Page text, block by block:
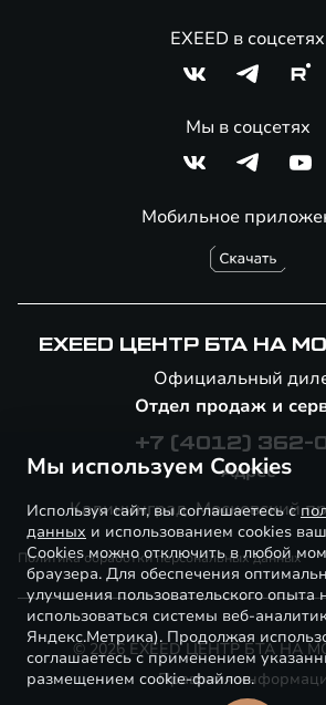
Мобильное
EXEED в соцсетях
Мы в соцсетях
EXEED ЦЕНТР БТА НА
Официальный
Отдел продаж и
+7 (4012) 362-
Адрес
Калининград, ​Московский
Политика обработки персональных данных
© 2026 EXEED ЦЕНТР БТА НА
Правовая
Мы используем Cookies
Используя сайт, вы соглашаетесь с
данных и использованием cookies
Cookies можно отключить в любой
браузера. Для обеспечения
улучшения пользовательского опыта
использоваться системы веб-
Яндекс.Метрика). Продолжая
соглашаетесь с применением
размещением cookie-файлов.